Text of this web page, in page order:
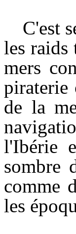
C'est
les raids
mers
piraterie
de la
l'Ibérie
sombre
comme
les